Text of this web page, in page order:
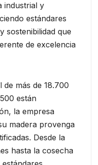
industrial y
estándares
sostenibilidad que
de excelencia
más de 18.700
están
la empresa
madera provenga
Desde la
hasta la cosecha